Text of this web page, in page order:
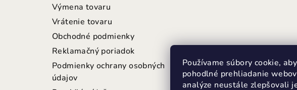
Používame súbory cookie,
pohodlné prehliadanie
analýze neustále zlepšovali
Výmena tovaru
Vrátenie tovaru
Obchodné podmienky
Reklamačný poriadok
Podmienky ochrany osobných
údajov